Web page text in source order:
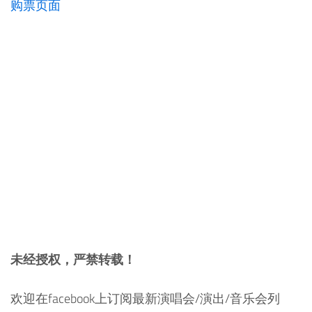
购票页面
未经授权，严禁转载！
欢迎在facebook上订阅最新演唱会/演出/音乐会列